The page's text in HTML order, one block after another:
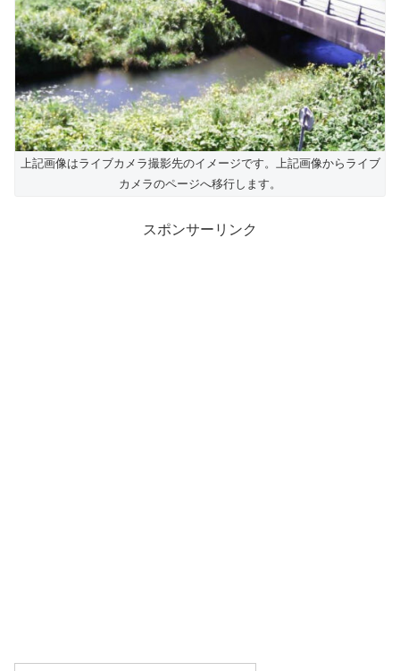
上記画像はライブカメラ撮影先のイメージです。上記画像からライブ
カメラのページへ移行します。
スポンサーリンク